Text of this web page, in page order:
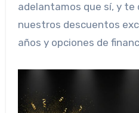
adelantamos que sí, y
nuestros descuentos
años y opciones de